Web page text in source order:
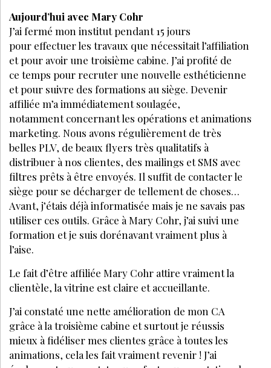
Aujourd’hui avec Mary Cohr
J’ai fermé mon institut pendant 15 jours
pour effectuer les travaux que nécessitait l’affiliation
et pour avoir une troisième cabine. J’ai profité de
ce temps pour recruter une nouvelle esthéticienne
et pour suivre des formations au siège. Devenir
affiliée m’a immédiatement soulagée,
notamment concernant les opérations et animations
marketing. Nous avons régulièrement de très
belles PLV, de beaux flyers très qualitatifs à
distribuer à nos clientes, des mailings et SMS avec
filtres prêts à être envoyés. Il suffit de contacter le
siège pour se décharger de tellement de choses…
Avant, j’étais déjà informatisée mais je ne savais pas
utiliser ces outils. Grâce à Mary Cohr, j’ai suivi une
formation et je suis dorénavant vraiment plus à
l’aise.
Le fait d’être affiliée Mary Cohr attire vraiment la
clientèle, la vitrine est claire et accueillante.
J’ai constaté une nette amélioration de mon CA
grâce à la troisième cabine et surtout je réussis
mieux à fidéliser mes clientes grâce à toutes les
animations, cela les fait vraiment revenir ! J’ai